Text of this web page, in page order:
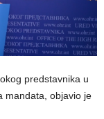
predstavnika u
mandata, objavio je